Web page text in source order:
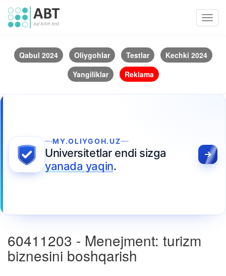
Qabul 2024 Oliygohlar Testlar
Kechki 2024
Yangiliklar
Reklama
MY.OLIYGOH.UZ
Universitetlar endi sizga
yanada yaqin.
60411203 - Menejment: turizm
biznesini boshqarish